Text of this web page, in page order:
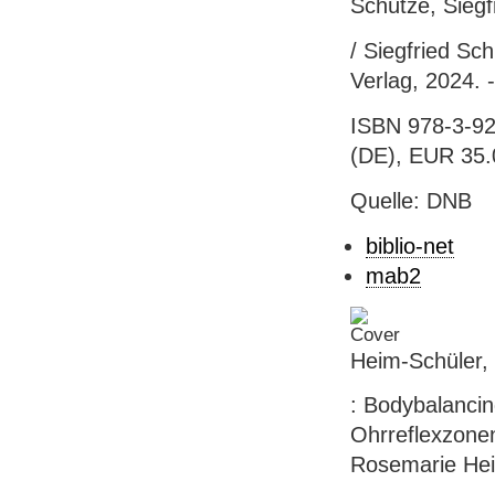
Schütze,
/ Siegfried
Verlag, 2024.
ISBN 978-3-
(DE), EUR
Quelle: DNB
biblio-net
mab2
Heim-
:
Rosemarie